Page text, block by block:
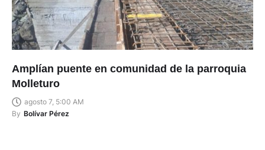
Amplían puente en comunidad de la parroquia
Molleturo
agosto 7, 5:00 AM
By Bolívar Pérez